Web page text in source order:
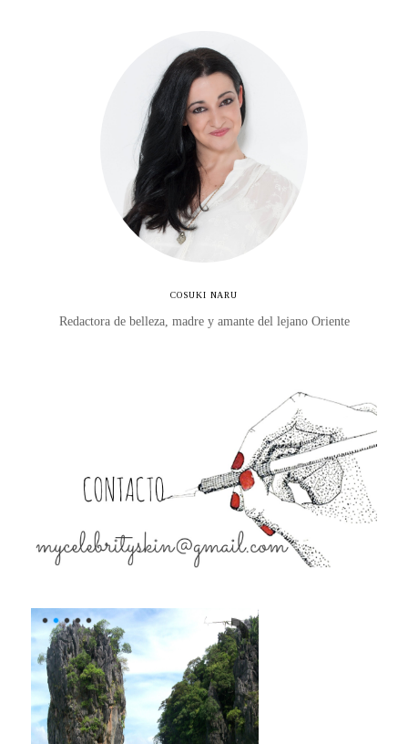
COSUKI NARU
Redactora de belleza, madre y amante del lejano Oriente